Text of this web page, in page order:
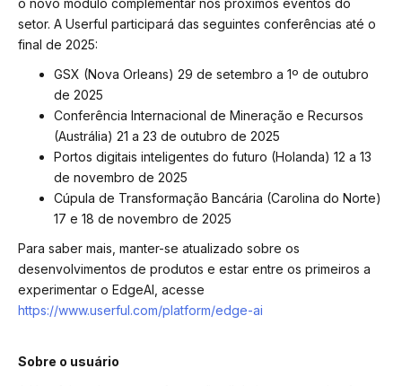
o novo módulo complementar nos próximos eventos do
setor. A Userful participará das seguintes conferências até o
final de 2025:
GSX (Nova Orleans) 29 de setembro a 1º de outubro
de 2025
Conferência Internacional de Mineração e Recursos
(Austrália) 21 a 23 de outubro de 2025
Portos digitais inteligentes do futuro (Holanda) 12 a 13
de novembro de 2025
Cúpula de Transformação Bancária (Carolina do Norte)
17 e 18 de novembro de 2025
Para saber mais, manter-se atualizado sobre os
desenvolvimentos de produtos e estar entre os primeiros a
experimentar o EdgeAI, acesse
https://www.userful.com/platform/edge-ai
Sobre o usuário